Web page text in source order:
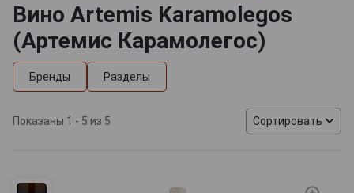
Вино Artemis Karamolegos
(Артемис Карамолегос)
Бренды Разделы
Показаны 1 - 5 из 5 Сортировать